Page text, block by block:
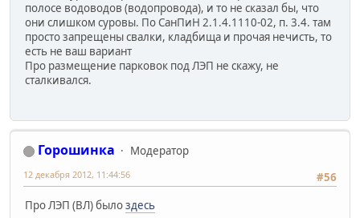
полосе водоводов (водопровода), и то не сказал бы, что
они слишком суровы. По СанПиН 2.1.4.1110-02, п. 3.4. там
просто запрещены свалки, кладбища и прочая нечисть, то
есть не ваш вариант
Про размещение парковок под ЛЭП не скажу, не
сталкивался.
Горошинка
Модератор
#56
12 декабря 2012, 11:44:56
Про ЛЭП (ВЛ) былоздесь